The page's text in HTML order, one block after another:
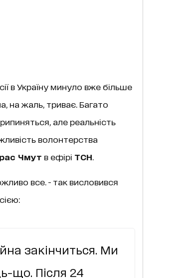
в Україну минуло вже більше
на жаль, триває. Багато
але реальність
волонтерства
Чмут в ефірі ТСН
все. - так висловився
закінчиться. Ми
що. Після 24